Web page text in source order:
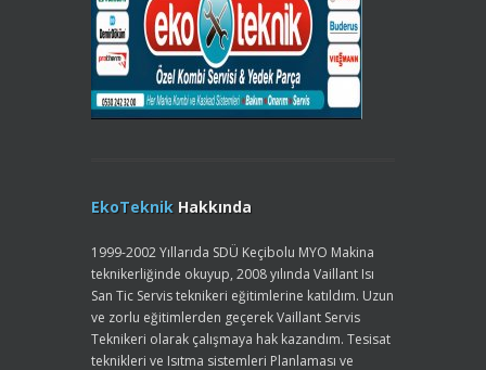
EkoTeknik Hakkında
1999-2002 Yıllarıda SDÜ Keçibolu MYO Makina
teknikerliğinde okuyup, 2008 yılında Vaillant Isı
San Tic Servis teknikeri eğitimlerine katıldım. Uzun
ve zorlu eğitimlerden geçerek Vaillant Servis
Teknikeri olarak çalışmaya hak kazandım. Tesisat
teknikleri ve Isıtma sistemleri Planlaması ve